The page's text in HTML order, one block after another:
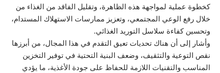
كخطوة عملية لمواجهة هذه الظاهرة، وتقليل الفاقد من الغذاء من
خلال رفع الوعي المجتمعي، وتعزيز ممارسات الاستهلاك المستدام،
وتحسين كفاءة سلاسل التوريد الغذائي.
وأشار إلى أن هناك تحديات تعيق التقدم في هذا المجال، من أبرزها
نقص التوعية والتثقيف، وضعف البنية التحتية في توفير التخزين
المناسب والتقنيات اللازمة للحفاظ على جودة الأغذية، ما يؤدي